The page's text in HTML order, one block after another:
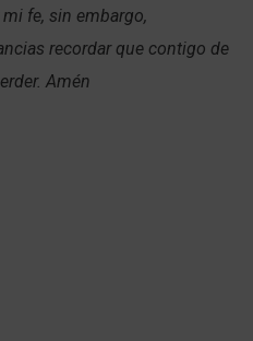
fe, sin embargo,
recordar que contigo de
Amén